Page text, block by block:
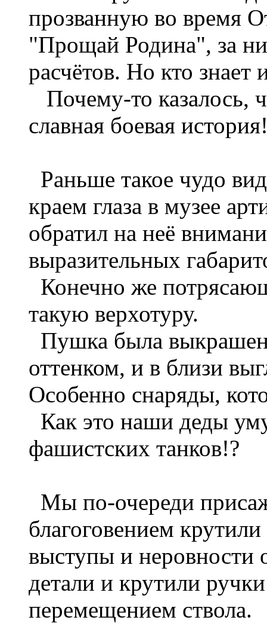
прозванную во время
"Прощай Родина", за
расчётов. Но кто
Почему-то казалось,
славная боевая
Раньше такое чудо
краем глаза в музее
обратил на неё
выразительных
Конечно же
такую верхотуру.
Пушка была
оттенком, и в близи
Особенно снаряды,
Как это наши деды
фашистских танков!?
Мы по-очереди
благоговением
выступы и неровности
детали и крутили
перемещением ствола.